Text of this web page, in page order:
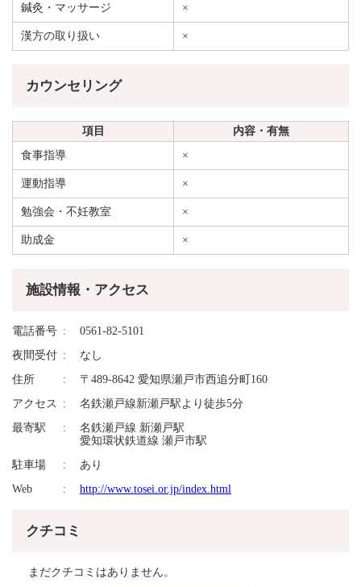
鍼灸・マッサージ ×
漢方の取り扱い ×
カウンセリング
項目
内容・有無
食事指導
×
運動指導 ×
勉強会・不妊教室 ×
助成金 ×
施設情報・アクセス
電話番号
0561-82-5101
夜間受付
なし
住所
〒489-8642 愛知県瀬戸市西追分町160
アクセス
名鉄瀬戸線新瀬戸駅より徒歩5分
最寄駅
名鉄瀬戸線 新瀬戸駅
愛知環状鉄道線 瀬戸市駅
駐車場
あり
Web
http://www.tosei.or.jp/index.html
クチコミ
まだクチコミはありません。